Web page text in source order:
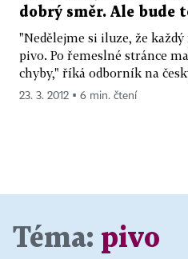
dobrý směr. Ale bude
"Nedělejme si iluze, že
pivo. Po řemeslné stránce
chyby," říká odborník na
23. 3. 2012 ▪ 6 min. čtení
Téma: pivo